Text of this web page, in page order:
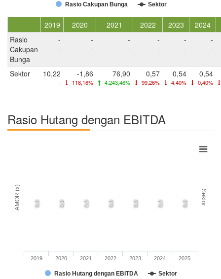
Rasio Cakupan Bunga Sektor
2019 2020 2021 2022 2023
2024
Rasio
Cakupan
Bunga
-
-
-
-
-
-
-
-
-
-
-
-
Sektor 10,22
-
-1,86
118,16%
76,90
4.243,46%
0,57
99,26%
0,54
4,40%
0,54
0,40%
Rasio Hutang dengan EBITDA
AMOR (x) Sektor
0,0 0,0 0,0 0,0 0,0 0,0 0,0
Rasio Hutang dengan EBITDA Sektor
2019 2020 2021 2022 2023 2024 2025